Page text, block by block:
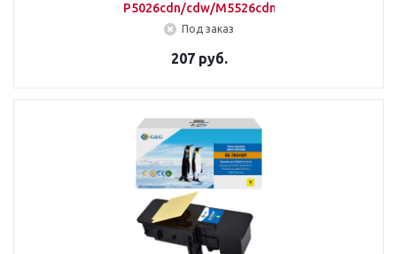
P5026cdn/cdw/M5526cdn/cdw
Под заказ
207 руб.